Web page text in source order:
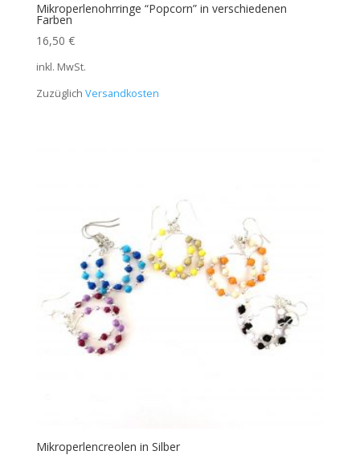
Mikroperlenohrringe “Popcorn” in verschiedenen
Farben
16,50 €
inkl. MwSt.
Zuzüglich Versandkosten
Mikroperlencreolen in Silber